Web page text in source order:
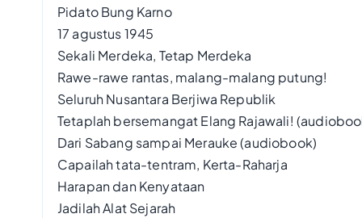
Pidato Bung Karno
17 agustus 1945
Sekali Merdeka, Tetap Merdeka
Rawe-rawe rantas, malang-malang putung!
Seluruh Nusantara Berjiwa Republik
Tetaplah bersemangat Elang Rajawali!
Dari Sabang sampai Merauke (audiobook)
Capailah tata-tentram, Kerta-Raharja
Harapan dan Kenyataan
Jadilah Alat Sejarah